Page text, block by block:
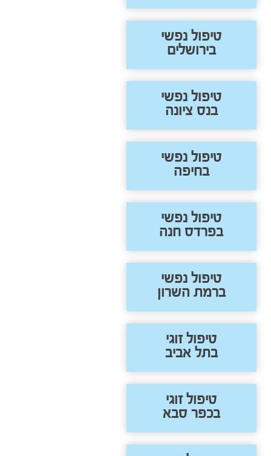
טיפול נפשי
בירושלים
טיפול נפשי
בנס ציונה
טיפול נפשי
בחיפה
טיפול נפשי
בפרדס חנה
טיפול נפשי
ברמת השרון
טיפול זוגי
בתל אביב
טיפול זוגי
בכפר סבא